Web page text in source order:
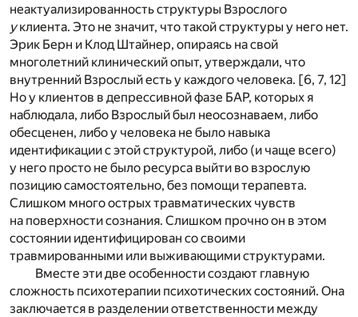
неактуализированность структуры Взрослого
уклиента. Это не значит, что такой структуры у него нет.
Эрик Берн и Клод Штайнер, опираясь на свой
многолетний клинический опыт, утверждали, что
внутренний Взрослый есть у каждого человека. [6, 7, 12]
Но у клиентов в депрессивной фазе БАР, которых я
наблюдала, либо Взрослый был неосознаваем, либо
обесценен, либо у человека не было навыка
идентификации с этой структурой, либо (и чаще всего)
у него просто не было ресурса выйти во взрослую
позицию самостоятельно, без помощи терапевта.
Слишком много острых травматических чувств
на поверхности сознания. Слишком прочно он в этом
состоянии идентифицирован со своими
травмированными или выживающими структурами.
Вместе эти две особенности создают главную
сложность психотерапии психотических состояний. Она
заключается в разделении ответственности между